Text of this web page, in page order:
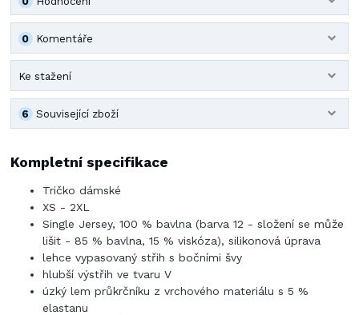
Komentáře
0
Ke stažení
Související zboží
6
Kompletní specifikace
Tričko dámské
XS - 2XL
Single Jersey, 100 % bavlna (barva 12 - složení se může
lišit - 85 % bavlna, 15 % viskóza), silikonová úprava
lehce vypasovaný střih s bočními švy
hlubší výstřih ve tvaru V
úzký lem průkrčníku z vrchového materiálu s 5 %
elastanu